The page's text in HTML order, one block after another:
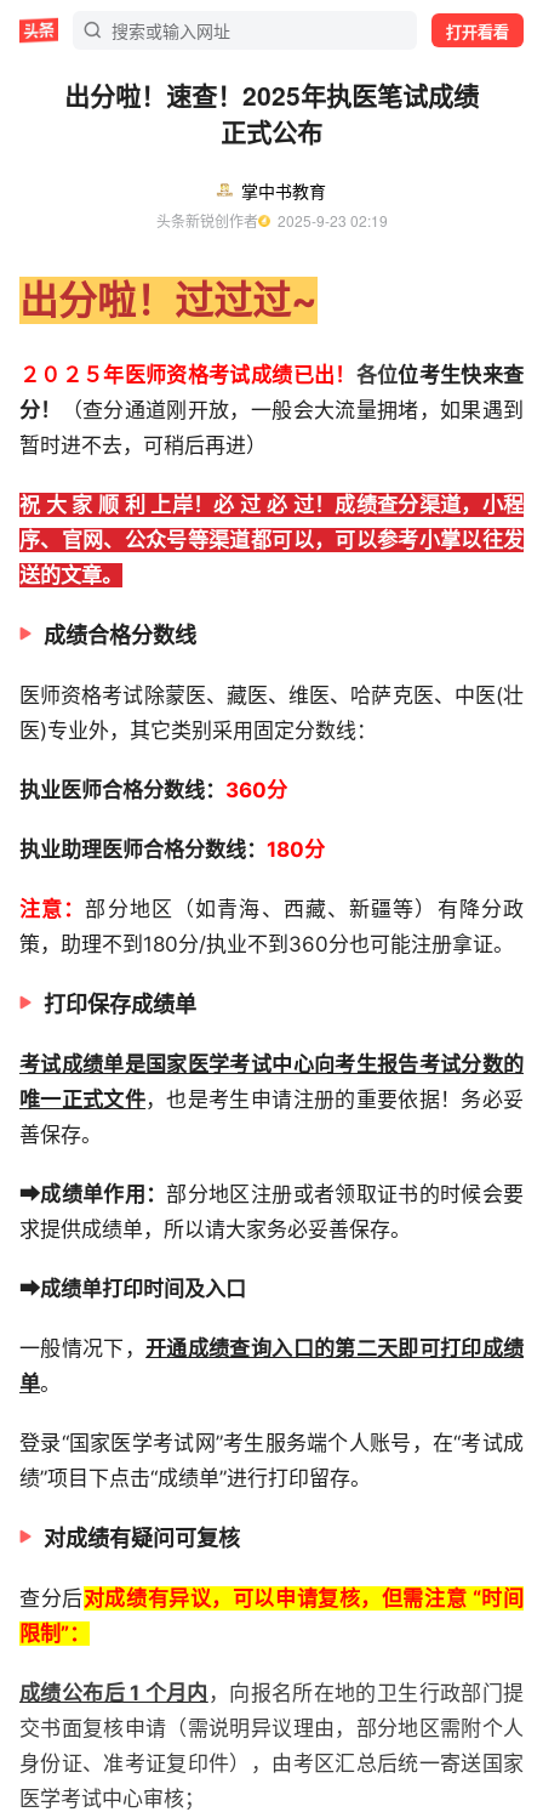
打开看看
出分啦！速查！2025年执医笔试成绩
正式公布
掌中书教育
头条新锐创作者
  2025-9-23 02:19
出分啦！过过过~
２０２５年医师资格考试成绩已出！ 各位位考生快来查
分！
（查分通道刚开放，一般会大流量拥堵，如果遇到
暂时进不去，可稍后再进）
祝 大 家 顺 利 上岸！必 过 必 过！成绩查分渠道，小程
序、官网、公众号等渠道都可以，可以参考小掌以往发
送的文章。
成绩合格分数线
医师资格考试除蒙医、藏医、维医、哈萨克医、中医(壮
医)专业外，其它类别采用固定分数线：
执业医师合格分数线： 360分
执业助理医师合格分数线： 180分
注意：部分地区（如青海、西藏、新疆等）有降分政
策，助理不到180分/执业不到360分也可能注册拿证。
打印保存成绩单
考试成绩单是国家医学考试中心向考生报告考试分数的
唯一正式文件，也是考生申请注册的重要依据！务必妥
善保存。
➡成绩单作用：部分地区注册或者领取证书的时候会要
求提供成绩单，所以请大家务必妥善保存。
➡成绩单打印时间及入口
一般情况下，开通成绩查询入口的第二天即可打印成绩
单。
登录“国家医学考试网”考生服务端个人账号，在“考试成
绩”项目下点击“成绩单”进行打印留存。
对成绩有疑问可复核
查分后对成绩有异议，可以申请复核，但需注意 “时间
限制”：
成绩公布后 1 个月内 ，向报名所在地的卫生行政部门提
交书面复核申请（需说明异议理由，部分地区需附个人
身份证、准考证复印件），由考区汇总后统一寄送国家
医学考试中心审核；